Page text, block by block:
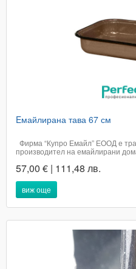
Eмайлирана тава 67 см
Фирма “Купро Емайл” ЕООД е
производител на емайлирани
57,00 € | 111,48 лв.
виж още